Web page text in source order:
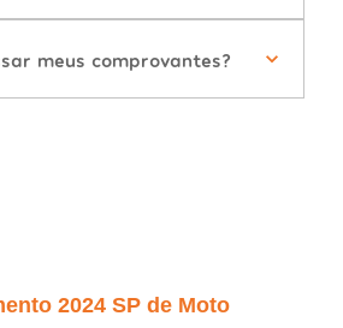
meus comprovantes?
2024 SP de Moto